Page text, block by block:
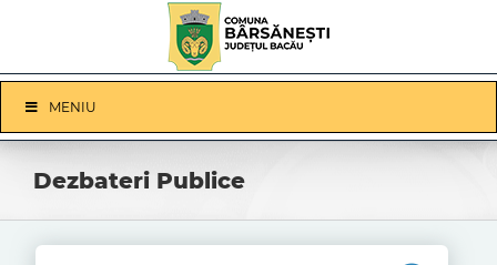
Navigation
MENIU
Dezbateri Publice